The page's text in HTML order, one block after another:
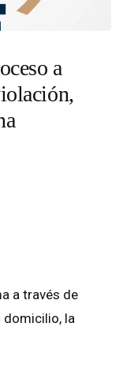
a
a través de
domicilio, la